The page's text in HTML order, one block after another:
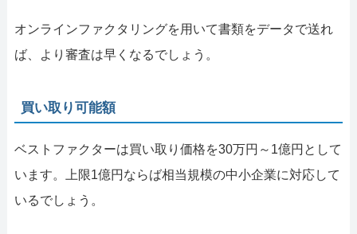
オンラインファクタリングを用いて書類をデータで送れ
ば、より審査は早くなるでしょう。
買い取り可能額
ベストファクターは買い取り価格を30万円～1億円として
います。上限1億円ならば相当規模の中小企業に対応して
いるでしょう。